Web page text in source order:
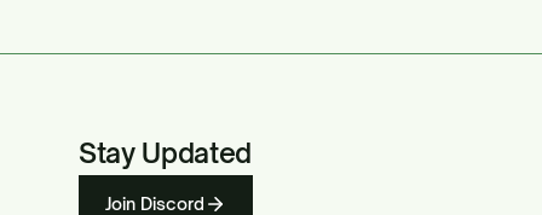
Stay Updated
Join Discord